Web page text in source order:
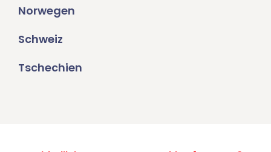
Norwegen
Schweiz
Tschechien